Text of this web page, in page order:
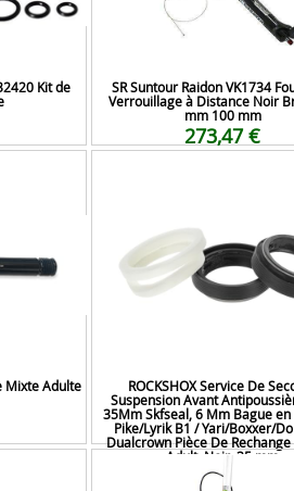
Kit de
SR Suntour Raidon VK1734
Verrouillage à Distance Noir
mm 100 mm
273,47 €
Mixte Adulte
ROCKSHOX Service De
Suspension Avant
35Mm Skfseal, 6 Mm Bague
Pike/Lyrik B1 / Yari/Boxxer/
Dualcrown Pièce De Rechange
Adult, Noir, 35 mm
20,21 €